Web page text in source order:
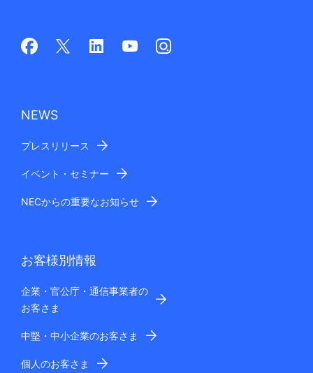
NEWS
プレスリリース
イベント・セミナー
NECからの重要なお知らせ
お客様別情報
企業・官公庁・通信事業者の
お客さま
中堅・中小企業のお客さま
個人のお客さま